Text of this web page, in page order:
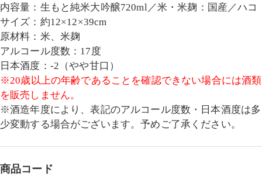
内容量：生もと純米大吟醸720ml／米・米麹：国産／ハコ
サイズ：約12×12×39cm
原材料：米、米麹
アルコール度数：17度
日本酒度：-2（やや甘口）
※20歳以上の年齢であることを確認できない場合には酒類
を販売しません。
※酒造年度により、表記のアルコール度数・日本酒度は多
少変動する場合がございます。予めご了承ください。
商品コード